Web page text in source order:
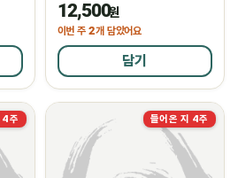
냉동
12,500원
이번 주 2개 담았어요
담기
4주 들어온 지 4주